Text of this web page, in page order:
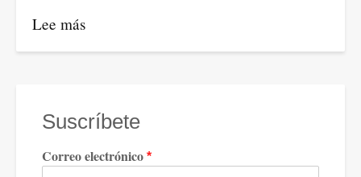
Lee más
Lucas
otros
Suscríbete
Correo electrónico